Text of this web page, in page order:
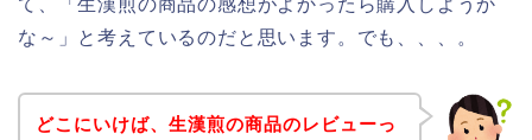
て、「生漢煎の商品の感想がよかったら購入しようか
な～」と考えているのだと思います。でも、、、。
どこにいけば、生漢煎の商品のレビューっ